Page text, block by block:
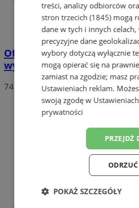
Oficjalne wyniki wyborów:
wygrywa Rafał Trzaskowski!
74
treści, analizy odbiorców
stron trzecich (1845)mogą
dane w tych i innych
precyzyjne dane
wybory dotyczą wyłącznie
mogą opierać się na
zamiast na zgodzie; masz
Ustawieniach reklam.
swoją zgodę w
prywatności
PRZEJDŹ
POKAŻ SZCZEGÓŁY